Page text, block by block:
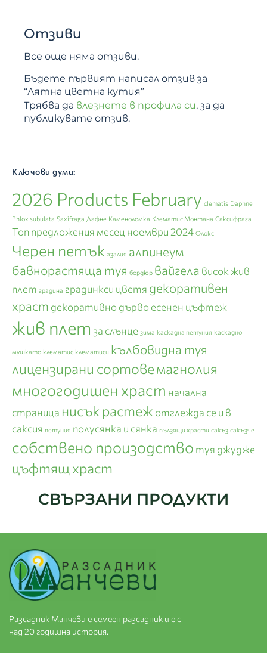
Отзиви
Все още няма отзиви.
Бъдете първият написал отзив за
“Лятна цветна кутия”
Трябва да влезнете в профила си, за да
публикувате отзив.
Ключови думи:
2026 Products February clematis Daphne
Phlox subulata Saxifraga Дафне Каменоломка Клематис Монтана Саксифрага
Топ предложения месец ноември 2024 Флокс
Черен петък азалия алпинеум
бавнорастяща туя бордюр вайгела висок жив
плет градина градинкси цветя декоративен
храст декоративно дърво есенен цъфтеж
жив плет за слънце зима каскадна петуния каскадно
мушкато клематис клематиси кълбовидна туя
лицензирани сортовемагнолия
многогодишен храст начална
страница нисък растеж отглежда се и в
саксия петуния полусянка и сянка пълзящи храсти сакъз сакъзче
собствено произодство туя джудже
цъфтящ храст
СВЪРЗАНИ ПРОДУКТИ
Разсадник Манчеви е семеен разсадник и е с
над 20 годишна история.